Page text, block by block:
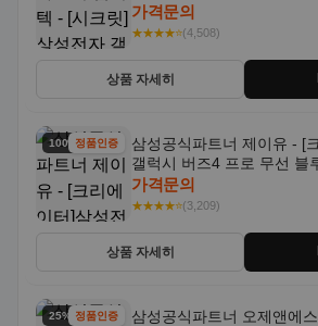
R640N
가격문의
★★★★⭐(4,508)
상품 자세히
100% 할인
정품인증
삼성공식파트너 제이유 - [
갤럭시 버즈4 프로 무선 블
SM-R640N
가격문의
★★★★⭐(3,209)
상품 자세히
25% 할인정품인증
삼성공식파트너 오제앤에